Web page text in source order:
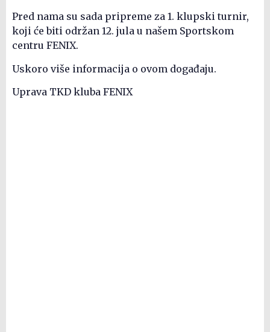
Pred nama su sada pripreme za 1. klupski turnir,
koji će biti održan 12. jula u našem Sportskom
centru FENIX.
Uskoro više informacija o ovom događaju.
Uprava TKD kluba FENIX